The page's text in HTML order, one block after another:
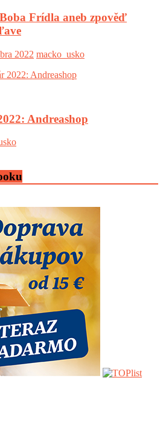
Frídla aneb zpověď
2022 macko_usko
Andreashop